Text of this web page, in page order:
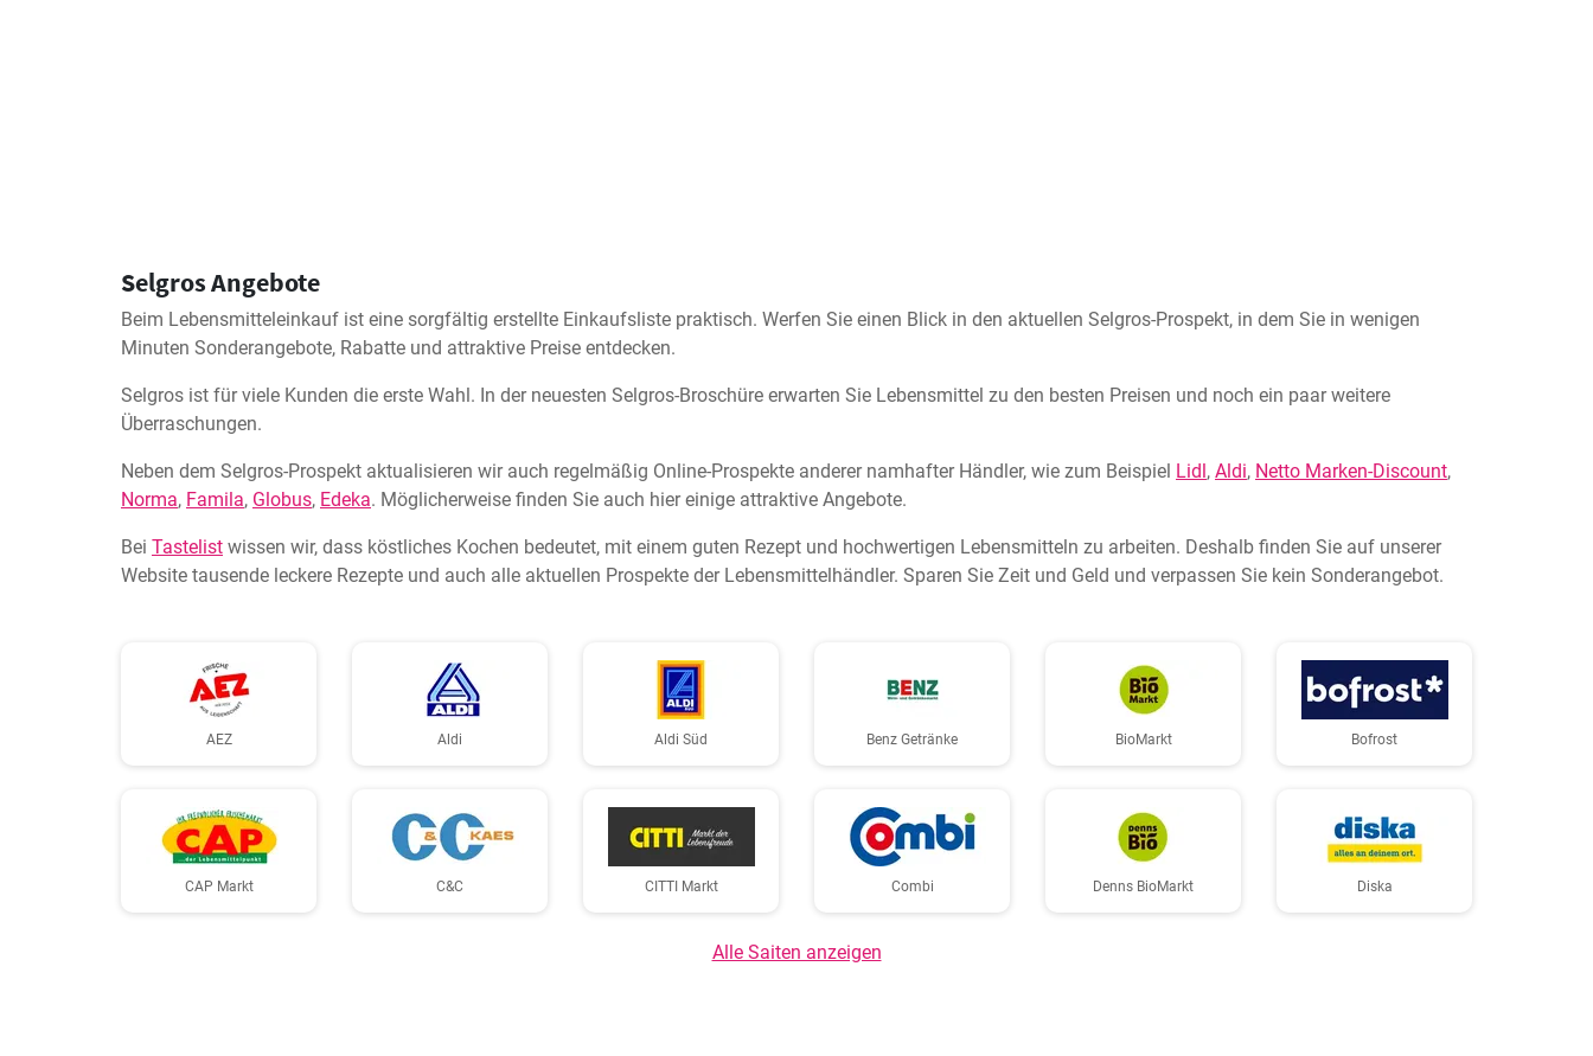
Selgros Angebote
Beim Lebensmitteleinkauf ist eine sorgfältig erstellte Einkaufsliste praktisch. Werfen Sie einen Blick in den aktuellen Selgros-Prospekt, in dem Sie in wenigen
Minuten Sonderangebote, Rabatte und attraktive Preise entdecken.
Selgros ist für viele Kunden die erste Wahl. In der neuesten Selgros-Broschüre erwarten Sie Lebensmittel zu den besten Preisen und noch ein paar weitere
Überraschungen.
Neben dem Selgros-Prospekt aktualisieren wir auch regelmäßig Online-Prospekte anderer namhafter Händler, wie zum Beispiel Lidl, Aldi, Netto Marken-Discount,
Norma, Famila, Globus, Edeka. Möglicherweise finden Sie auch hier einige attraktive Angebote.
Bei Tastelist wissen wir, dass köstliches Kochen bedeutet, mit einem guten Rezept und hochwertigen Lebensmitteln zu arbeiten. Deshalb finden Sie auf unserer
Website tausende leckere Rezepte und auch alle aktuellen Prospekte der Lebensmittelhändler. Sparen Sie Zeit und Geld und verpassen Sie kein Sonderangebot.
AEZ Aldi Aldi Süd Benz Getränke BioMarkt Bofrost
CAP Markt C&C CITTI Markt Combi Denns BioMarkt Diska
Alle Saiten anzeigen